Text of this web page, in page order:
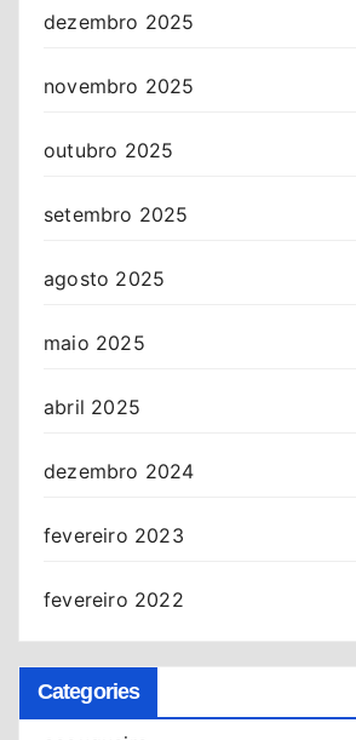
dezembro 2025
novembro 2025
outubro 2025
setembro 2025
agosto 2025
maio 2025
abril 2025
dezembro 2024
fevereiro 2023
fevereiro 2022
Categories